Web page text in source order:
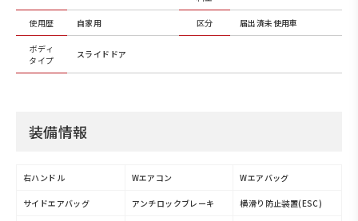
使用歴 自家用 区分 届出済未使用車
ボディ
タイプ
スライドドア
装備情報
右ハンドル Wエアコン Wエアバッグ
サイドエアバッグ アンチロックブレーキ 横滑り防止装置(ESC)